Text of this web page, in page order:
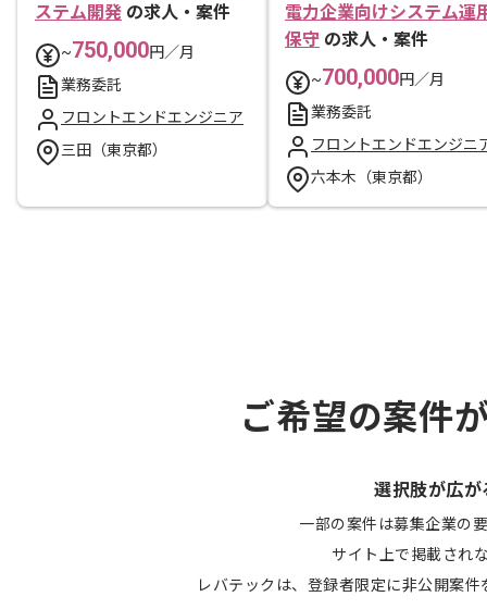
ステム開発 の求人・案件
~750,000円／月
業務委託
フロントエンドエンジニア
三田（東京都）
電力企業向けシステム運
保守 の求人・案件
~700,000円／月
業務委託
フロントエンドエンジニ
六本木（東京都）
ご希望の案件
選択肢が広が
一部の案件は募集企業の
サイト上で掲載され
レバテックは、登録者限定に非公開案